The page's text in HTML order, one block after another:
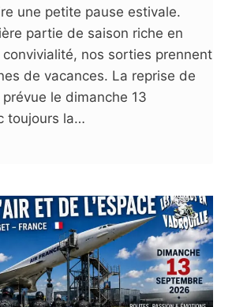
une petite pause estivale.
partie de saison riche en
nos sorties prennent
de vacances. La reprise de
le dimanche 13
toujours la…